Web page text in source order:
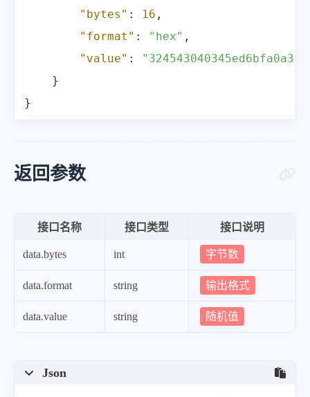
"bytes" : 16 ,
"format" : "hex" ,
"value" :
}
}
返回参数
接口名称 接口类型 接口说明
data.bytes int 字节数
data.format string 输出格式
data.value string 随机值
Json